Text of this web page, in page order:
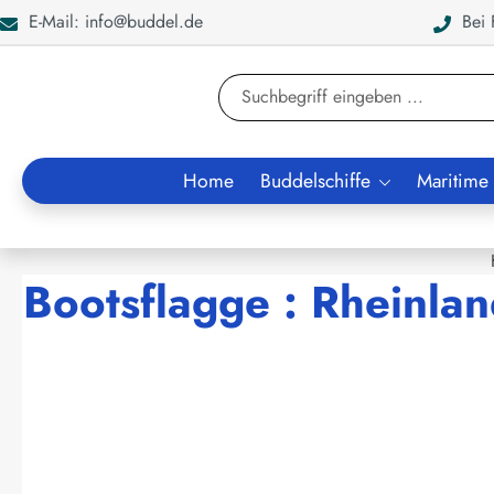
Zur Suche springen
E-Mail: info@buddel.de Bei
Home Buddelschiffe
Bootsflagge :